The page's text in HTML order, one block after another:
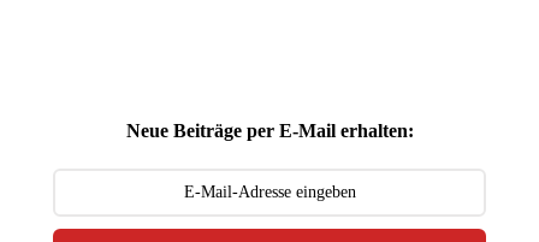
Neue Beiträge per E-Mail erhalten: